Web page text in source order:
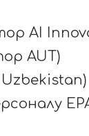
AI
AUT)
Uzbekistan)